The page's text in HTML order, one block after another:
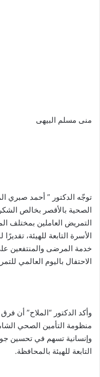
منى مسلم البيهى
توجّه الدكتور ” أحمد صبري
الصحية بالأقصر بخالص
التمريض العاملين
الأسرة التابعة للهيئة،
خدمة المرضى والمنتفعين
الاحتفال باليوم العالمي
وأكد الدكتور “الملاح” أن
منظومة التأمين الصحي
وإنسانية تسهم في تحسين
التابعة للهيئة بالمحافظة.